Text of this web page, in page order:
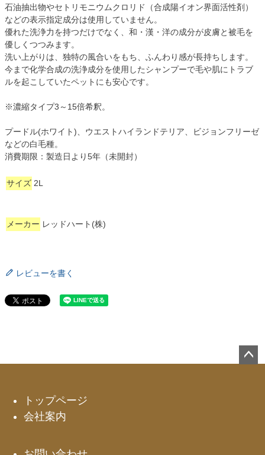
石油抽出物やセトリモニウムクロリド（合成陽イオン界面活性剤）
などの表示指定成分は使用していません。
優れた洗浄力を持つだけでなく、和・漢・洋の成分が皮膚と被毛を
優しくつつみます。
洗い上がりは、独特の風合いをもち、ふんわり感が長持ちします。
今まで化学合成の洗浄成分を使用したシャンプーで毛や肌にトラブ
ルを起こしていたペットにも安心です。
※濃縮タイプ3～15倍希釈。
プードル(ホワイト)、ウエストハイランドテリア、ビジョンフリーゼ
などの白毛種。
消費期限：製造日より5年（未開封）
サイズ 2L
メーカー レッドハート(株)
レビューを書く
トップページ
会社案内